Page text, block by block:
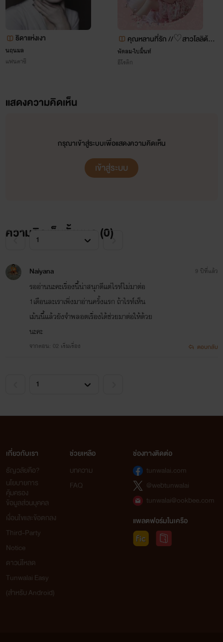
ธิดาแห่งเงา
นฤนมล
แฟนตาซี
คุณหลานที่รัก //♡สาวโลลิต้า
♡// NC20+
พัดลม-ใบมิ้นท์
อีโรติก
แสดงความคิดเห็น
กรุณาเข้าสู่ระบบเพื่อแสดงความคิดเห็น
เข้าสู่ระบบ
ความคิดเห็นทั้งหมด (0)
Naiyana
รออ่านนะคะเรื่องนี้น่าสนุกดีแต่ไรท์ไม่มาต่อ
1เดือนละเราเพิ่งมาอ่านครั้งแรก ถ้าไรท์เห็น
เม้นนี้แล้วยังจำพลอตเรื่องได้ช่วยมาต่อให้ด้วย
นะคะ
จากตอน: 02 เริ่มเรื่อง
9 ปีที่แล้ว
ตอบกลับ
เกี่ยวกับเรา
ธัญวลัยคือ?
นโยบายการ
คุ้มครอง
ข้อมูลส่วนบุคคล
เงื่อนไขและข้อตกลง
Third-Party
Notice
ดาวน์โหลด
Tunwalai Easy
(สำหรับ Android)
ช่วยเหลือ
บทความ
FAQ
ช่องทางติดต่อ
tunwalai.com
@webtunwalai
tunwalai@ookbee.com
แพลตฟอร์มในเครือ